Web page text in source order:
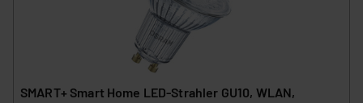
SMART+ Smart Home LED-Strahler GU10, WLAN,